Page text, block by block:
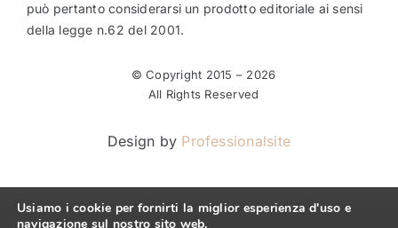
può pertanto considerarsi un prodotto editoriale ai sensi
della legge n.62 del 2001.
© Copyright 2015 – 2026
All Rights Reserved
Design by Professionalsite
Usiamo i cookie per fornirti la miglior esperienza d'uso e
navigazione sul nostro sito web.